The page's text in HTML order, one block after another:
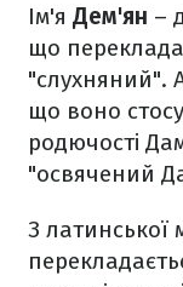
Ім'я Дем'ян –
що
"слухняний".
що воно
родючості
"освячений
З латинської